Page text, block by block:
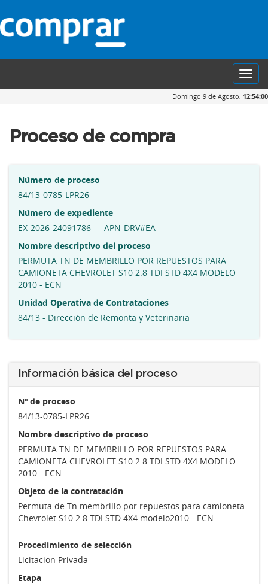
Domingo 9 de Agosto, 12:54:01
Proceso de compra
Número de proceso
84/13-0785-LPR26
Número de expediente
EX-2026-24091786- -APN-DRV#EA
Nombre descriptivo del proceso
PERMUTA TN DE MEMBRILLO POR REPUESTOS PARA
CAMIONETA CHEVROLET S10 2.8 TDI STD 4X4 MODELO
2010 - ECN
Unidad Operativa de Contrataciones
84/13 - Dirección de Remonta y Veterinaria
Información básica del proceso
Nº de proceso
84/13-0785-LPR26
Nombre descriptivo de proceso
PERMUTA TN DE MEMBRILLO POR REPUESTOS PARA
CAMIONETA CHEVROLET S10 2.8 TDI STD 4X4 MODELO
2010 - ECN
Objeto de la contratación
Permuta de Tn membrillo por repuestos para camioneta
Chevrolet S10 2.8 TDI STD 4X4 modelo2010 - ECN
Procedimiento de selección
Licitacion Privada
Etapa